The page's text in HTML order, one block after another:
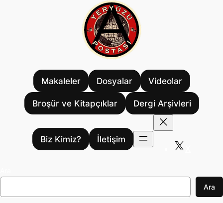
Makaleler Dosyalar Videolar
Broşür ve Kitapçıklar Dergi Arşivleri
Biz Kimiz?
İletişim
Ara